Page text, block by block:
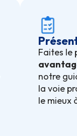
Faites le
notre
la voie
le mieux